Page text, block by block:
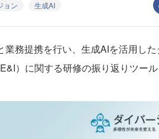
ョン 生成AI
務提携を行い、生成AIを活用し
）に関する研修の振り返りツール